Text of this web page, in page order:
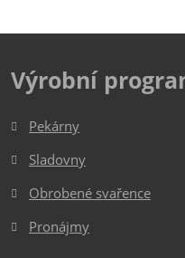
Výrobní
Pekárny
Sladovny
Obrobené svařence
Pronájmy